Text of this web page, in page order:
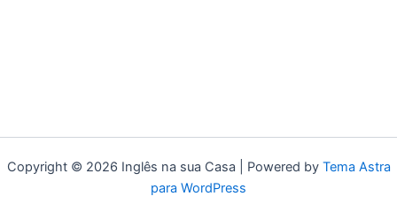
Copyright © 2026 Inglês na sua Casa | Powered by Tema Astra
para WordPress